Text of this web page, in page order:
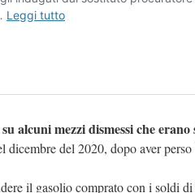
su alcuni mezzi dismessi che
dicembre del 2020, dopo aver
il gasolio comprato con i soldi